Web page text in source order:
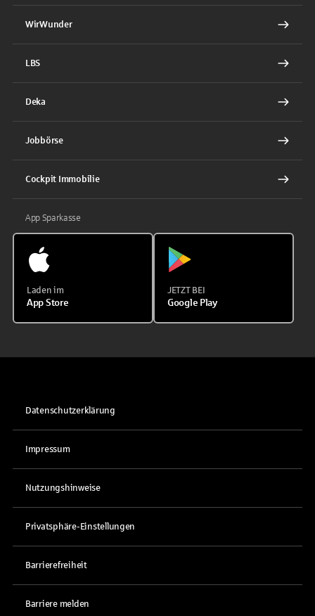
WirWunder
LBS
Deka
Jobbörse
Cockpit Immobilie
App Sparkasse
Laden im
App Store
JETZT BEI
Google Play
Datenschutzerklärung
Impressum
Nutzungshinweise
Privatsphäre-Einstellungen
Barrierefreiheit
Barriere melden